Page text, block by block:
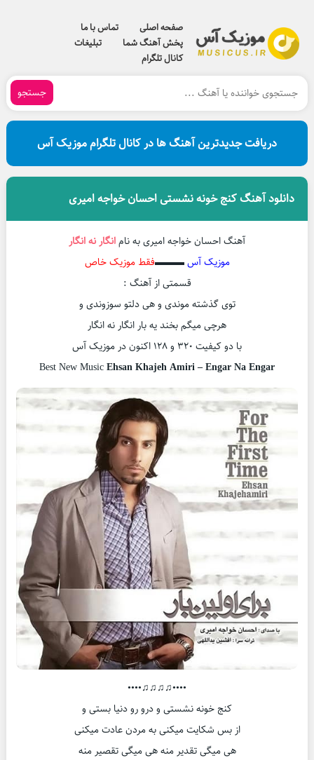
صفحه اصلی
تماس با ما
پخش آهنگ شما
تبلیغات
کانال تلگرام
جستجو
دریافت جدیدترین آهنگ ها در کانال تلگرام موزیک آس
دانلود آهنگ کنج خونه نشستی احسان خواجه امیری
آهنگ احسان خواجه امیری به نامانگار نه انگار
موزیک آس▬▬▬فقط موزیک خاص
قسمتی از آهنگ :
توی گذشته موندی و هی دلتو سوزوندی و
هرچی میگم بخند یه بار انگار نه انگار
با دو کیفیت ۳۲۰ و ۱۲۸ اکنون در موزیک آس
Best New MusicEhsan Khajeh Amiri – Engar Na Engar
••••♫♫♫♫••••
کنج خونه نشستی و درو رو دنیا بستی و
از بس شکایت میکنی به مردن عادت میکنی
هی میگی تقدیر منه هی میگی تقصیر منه